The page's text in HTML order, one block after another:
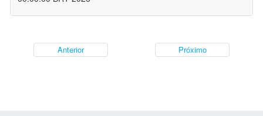
Anterior Próximo